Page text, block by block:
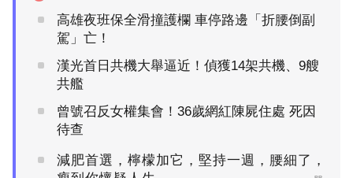
高雄夜班保全滑撞護欄 車停路邊「折腰倒副
駕」亡！
漢光首日共機大舉逼近！偵獲14架共機、9艘
共艦
曾號召反女權集會！36歲網紅陳屍住處 死因
待查
減肥首選，檸檬加它，堅持一週，腰細了，